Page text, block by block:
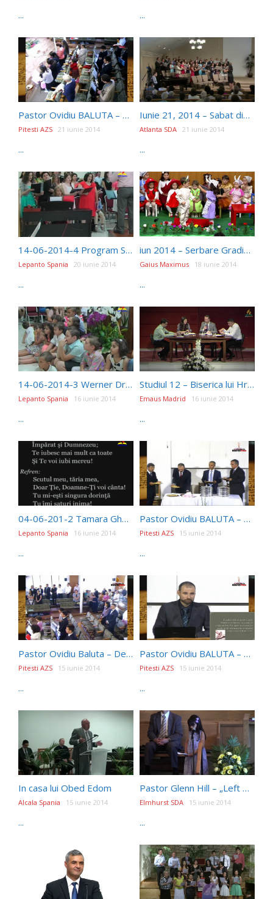
... ...
Pastor Ovidiu BALUTA – Nasterea din nou 720P
Pitesti AZS 21 iunie 2014
...
Iunie 21, 2014 – Sabat dimineata – Otto Stanoiu – Ce-ar Fi, Daca…
Atlanta SDA 21 iunie 2014
...
14-06-2014-4 Program Special Orchestra
Lepanto Spania 20 iunie 2014
...
iun 2014 – Serbare Gradinita iCer
Gaius Maximus 18 iunie 2014
...
14-06-2014-3 Werner Drotleff
Lepanto Spania 16 iunie 2014
...
Studiul 12 – Biserica lui Hristos şi Legea
Emaus Madrid 16 iunie 2014
...
04-06-201-2 Tamara Gheorghe 1
Lepanto Spania 16 iunie 2014
...
Pastor Ovidiu BALUTA – Sfanta Cina II 720p
Pitesti AZS 15 iunie 2014
...
Pastor Ovidiu Baluta – Devotional
Pitesti AZS 15 iunie 2014
...
Pastor Ovidiu BALUTA – Planul de mantuire 720p
Pitesti AZS 15 iunie 2014
...
In casa lui Obed Edom
Alcala Spania 15 iunie 2014
...
Pastor Glenn Hill – „Left Behind”
Elmhurst SDA 15 iunie 2014
...